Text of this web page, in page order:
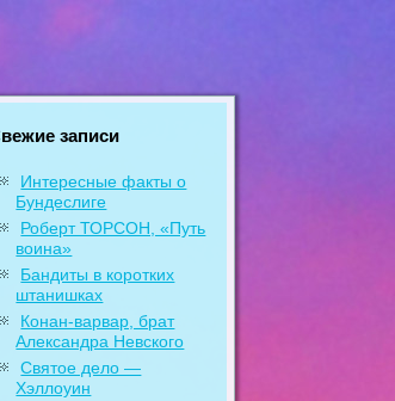
записи
Интересные факты о
Бундеслиге
Роберт ТОРСОН, «Путь
воина»
Бандиты в коротких
штанишках
Конан-варвар, брат
Александра Невского
Святое дело —
Хэллоуин